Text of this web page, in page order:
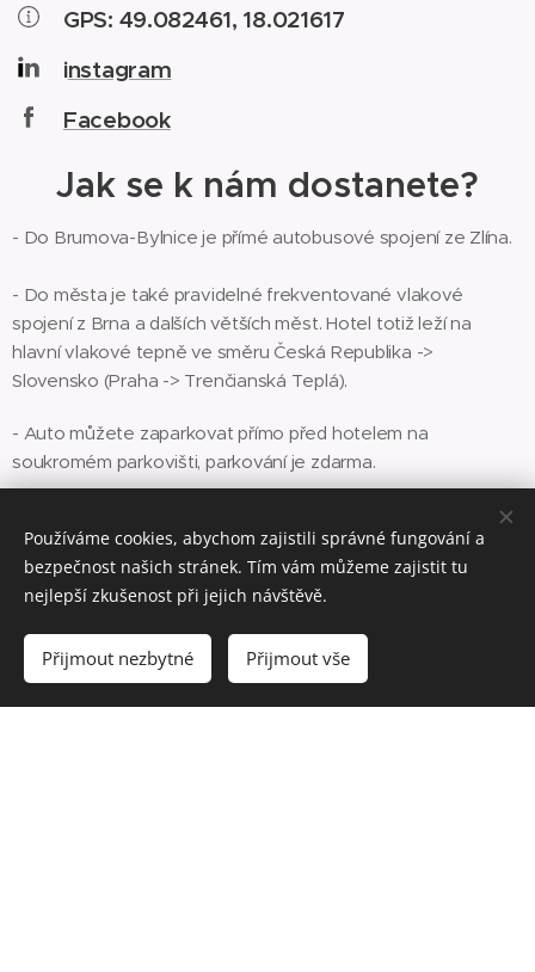
GPS: 49.082461, 18.021617
instagram
Facebook
Jak se k nám dostanete?
- Do Brumova-Bylnice je přímé autobusové spojení ze Zlína.
- Do města je také pravidelné frekventované vlakové
spojení z Brna a dalších větších měst. Hotel totiž leží na
hlavní vlakové tepně ve směru Česká Republika ->
Slovensko (Praha -> Trenčianská Teplá).
- Auto můžete zaparkovat přímo před hotelem na
soukromém parkovišti, parkování je zdarma.
Aria Hotels, s.r.o.
IČ:09122214
DIČ:CZ09122214
Používáme cookies, abychom zajistili správné fungování a
bezpečnost našich stránek. Tím vám můžeme zajistit tu
nejlepší zkušenost při jejich návštěvě.
Přijmout nezbytné Přijmout vše